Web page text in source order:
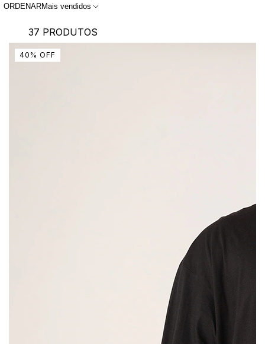
ORDENARMais vendidos
37 PRODUTOS
40 % OFF